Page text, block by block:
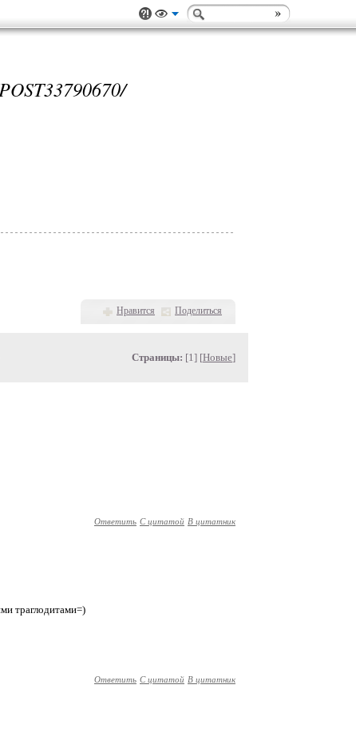
Нравится Поделиться
Страницы: [1] [Новые]
Ответить С цитатой В цитатник
траглодитами=)
Ответить С цитатой В цитатник